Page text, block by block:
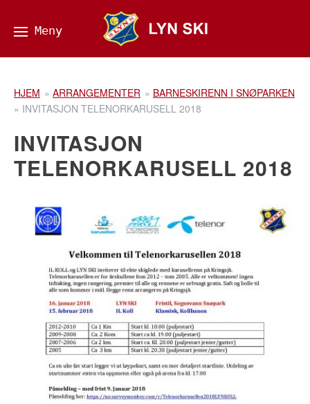
HJEM » ARRANGEMENTER » BARNESKIRENN I SNØPARKEN
» INVITASJON TELENORKARUSELL 2018
INVITASJON
TELENORKARUSELL 2018